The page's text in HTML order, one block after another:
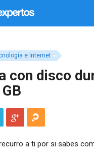
e Internet
con disco
a ti por si sabes